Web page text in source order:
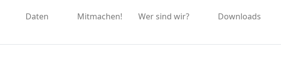
Daten Mitmachen! Wer sind wir? Downloads